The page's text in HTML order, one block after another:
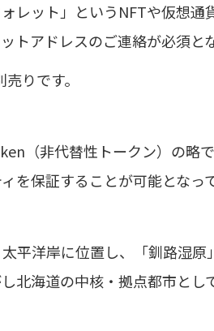
レット」というNFTや仮想通
トアドレスのご連絡が必須と
りです。
（非代替性トークン）の略
を保証することが可能となっ
平洋岸に位置し、「釧路湿
北海道の中核・拠点都市とし